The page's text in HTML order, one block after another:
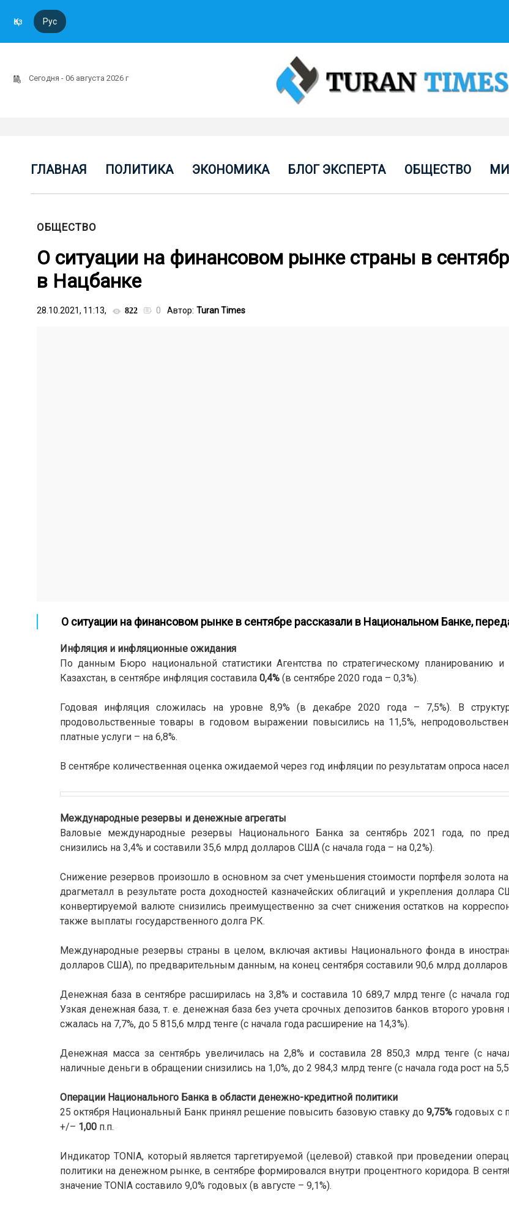
Қаз Рус
Сегодня - 06 августа 2026 г
ГЛАВНАЯ ПОЛИТИКА ЭКОНОМИКА БЛОГ ЭКСПЕРТА ОБЩЕСТВО
ОБЩЕСТВО
О ситуации на финансовом рынке страны в
в Нацбанке
28.10.2021, 11:13, 822 0 Автор: Turan Times
О ситуации на финансовом рынке в сентябре рассказали в Национальном Банке,
Инфляция и инфляционные ожидания
По данным Бюро национальной статистики Агентства по стратегическому планированию
Казахстан, в сентябре инфляция составила 0,4% (в сентябре 2020 года – 0,3%).
Годовая инфляция сложилась на уровне 8,9% (в декабре 2020 года – 7,5%). В
продовольственные товары в годовом выражении повысились на 11,5%,
платные услуги – на 6,8%.
В сентябре количественная оценка ожидаемой через год инфляции по результатам опроса
Международные резервы и денежные агрегаты
Валовые международные резервы Национального Банка за сентябрь 2021 года, по
снизились на 3,4% и составили 35,6 млрд долларов США (с начала года – на 0,2%).
Снижение резервов произошло в основном за счет уменьшения стоимости портфеля золота
драгметалл в результате роста доходностей казначейских облигаций и укрепления доллара
конвертируемой валюте снизились преимущественно за счет снижения остатков на
также выплаты государственного долга РК.
Международные резервы страны в целом, включая активы Национального фонда в
долларов США), по предварительным данным, на конец сентября составили 90,6 млрд
Денежная база в сентябре расширилась на 3,8% и составила 10 689,7 млрд тенге (с начала
Узкая денежная база, т. е. денежная база без учета срочных депозитов банков второго
сжалась на 7,7%, до 5 815,6 млрд тенге (с начала года расширение на 14,3%).
Денежная масса за сентябрь увеличилась на 2,8% и составила 28 850,3 млрд тенге (с
наличные деньги в обращении снизились на 1,0%, до 2 984,3 млрд тенге (с начала года рост на
Операции Национального Банка в области денежно-кредитной политики
25 октября Национальный Банк принял решение повысить базовую ставку до 9,75% годовых с
+/– 1,00 п.п.
Индикатор TONIA, который является таргетируемой (целевой) ставкой при проведении
политики на денежном рынке, в сентябре формировался внутри процентного коридора. В
значение TONIA составило 9,0% годовых (в августе – 9,1%).